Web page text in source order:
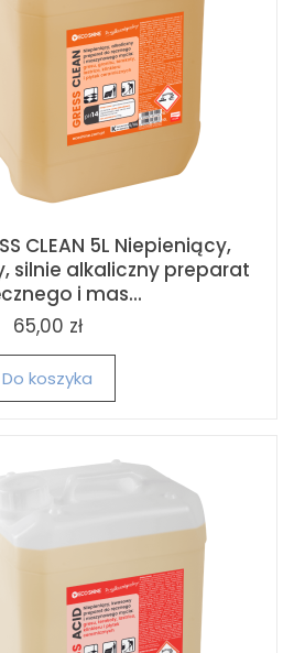
CLEAN 5L Niepieniący,
silnie alkaliczny preparat
i mas...
65,00 zł
Do koszyka